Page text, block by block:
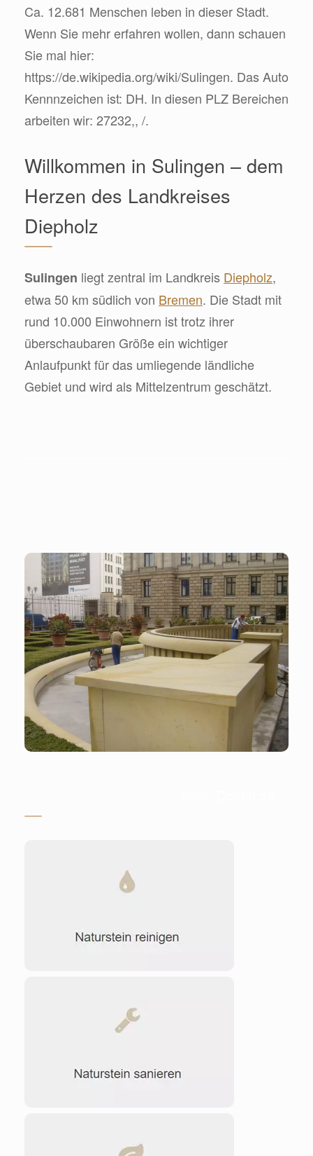
Ca. 12.681 Menschen leben in dieser Stadt.
Wenn Sie mehr erfahren wollen, dann schauen
Sie mal hier:
https://de.wikipedia.org/wiki/Sulingen. Das Auto
Kennnzeichen ist: DH. In diesen PLZ Bereichen
arbeiten wir: 27232,, /.
Willkommen in Sulingen – dem
Herzen des Landkreises
Diepholz
Sulingen liegt zentral im Landkreis Diepholz,
etwa 50 km südlich von Bremen. Die Stadt mit
rund 10.000 Einwohnern ist trotz ihrer
überschaubaren Größe ein wichtiger
Anlaufpunkt für das umliegende ländliche
Gebiet und wird als Mittelzentrum geschätzt.